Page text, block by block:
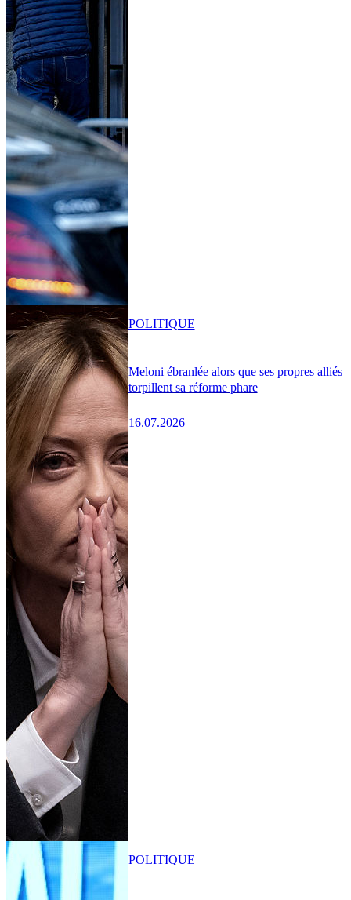
Meloni ébranlée alors que ses propres alliés
torpillent sa réforme phare
16.07.2026
POLITIQUE
POLITIQUE